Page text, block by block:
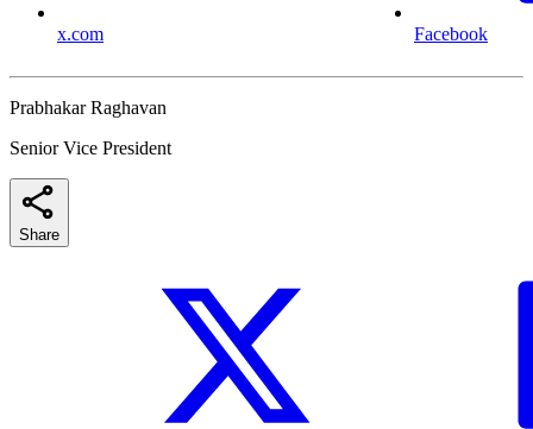
x.com Facebook
Prabhakar Raghavan
Senior Vice President
Share